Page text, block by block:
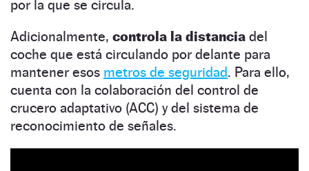
por la que se circula.
Adicionalmente, controla la distancia del
coche que está circulando por delante para
mantener esos metros de seguridad. Para ello,
cuenta con la colaboración del control de
crucero adaptativo (ACC) y del sistema de
reconocimiento de señales.